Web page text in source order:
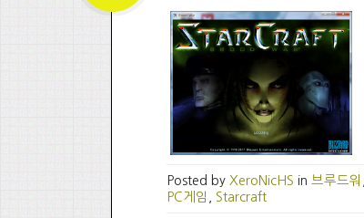
Posted by XeroNicHS in 브루드워
PC게임
Starcraft